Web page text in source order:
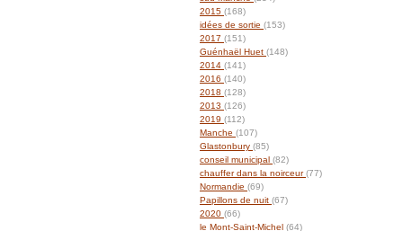
2015 (168)
idées de sortie (153)
2017 (151)
Guénhaël Huet (148)
2014 (141)
2016 (140)
2018 (128)
2013 (126)
2019 (112)
Manche (107)
Glastonbury (85)
conseil municipal (82)
chauffer dans la noirceur(77)
Normandie (69)
Papillons de nuit (67)
2020 (66)
le Mont-Saint-Michel (64)